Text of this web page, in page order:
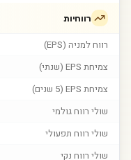
רווחיות
רווח למניה (EPS)
צמיחת EPS (שנתי)
צמיחת EPS (5 שנים)
שולי רווח גולמי
שולי רווח תפעולי
שולי רווח נקי